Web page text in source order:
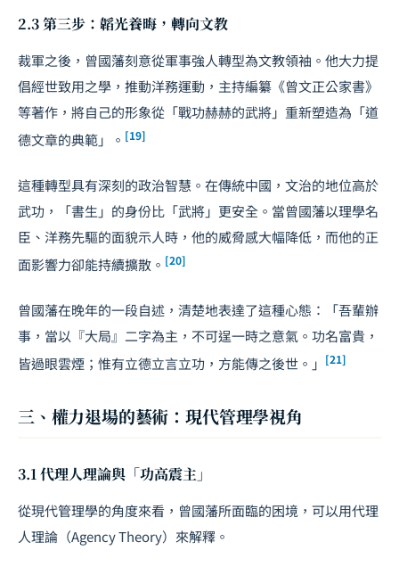
2.3 第三步：韜光養晦，轉向文教
裁軍之後，曾國藩刻意從軍事強人轉型為文教領袖。他大力提
倡經世致用之學，推動洋務運動，主持編纂《曾文正公家書》
等著作，將自己的形象從「戰功赫赫的武將」重新塑造為「道
德文章的典範」。 [19]
這種轉型具有深刻的政治智慧。在傳統中國，文治的地位高於
武功，「書生」的身份比「武將」更安全。當曾國藩以理學名
臣、洋務先驅的面貌示人時，他的威脅感大幅降低，而他的正
面影響力卻能持續擴散。 [20]
曾國藩在晚年的一段自述，清楚地表達了這種心態：「吾輩辦
事，當以『大局』二字為主，不可逞一時之意氣。功名富貴，
皆過眼雲煙；惟有立德立言立功，方能傳之後世。」 [21]
三、權力退場的藝術：現代管理學視角
3.1 代理人理論與「功高震主」
從現代管理學的角度來看，曾國藩所面臨的困境，可以用代理
人理論（Agency Theory）來解釋。